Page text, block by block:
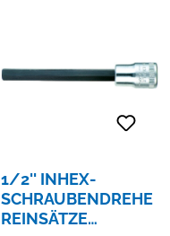
1/2'' INHEX-
SCHRAUBENDREHE
REINSÄTZE